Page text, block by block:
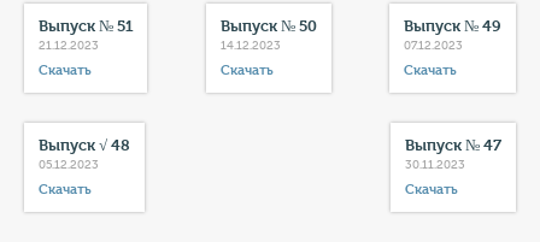
Выпуск № 51
21.12.2023
Скачать
Выпуск № 50
14.12.2023
Скачать
Выпуск № 49
07.12.2023
Скачать
Выпуск √ 48
05.12.2023
Скачать
Выпуск № 47
30.11.2023
Скачать